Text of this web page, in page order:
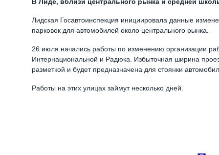
В Лиде, вблизи центрального рынка и средней
Лидская Госавтоинспекция инициировала данные
парковок для автомобилей около центрального рынка.
26 июля начались работы по изменению организации
Интернациональной и Радюка. Избыточная ширина
разметкой и будет предназначена для стоянки
Работы на этих улицах займут несколько дней.